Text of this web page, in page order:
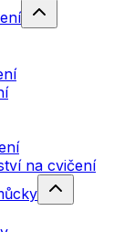
na cvičení